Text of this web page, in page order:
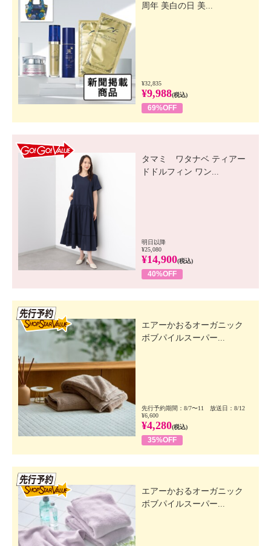
周年 美白の日 美...
¥32,835
¥9,988(税込)
69%OFF
タマミ ワタナベ ティアー
ドドルフィン ワン...
明日以降
¥25,080
¥14,900(税込)
40%OFF
エアーかおるオーガニック
ボブパイルスーパー...
先行予約期間：8/7〜11 放送日：8/12
¥6,600
¥4,280(税込)
35%OFF
エアーかおるオーガニック
ボブパイルスーパー...